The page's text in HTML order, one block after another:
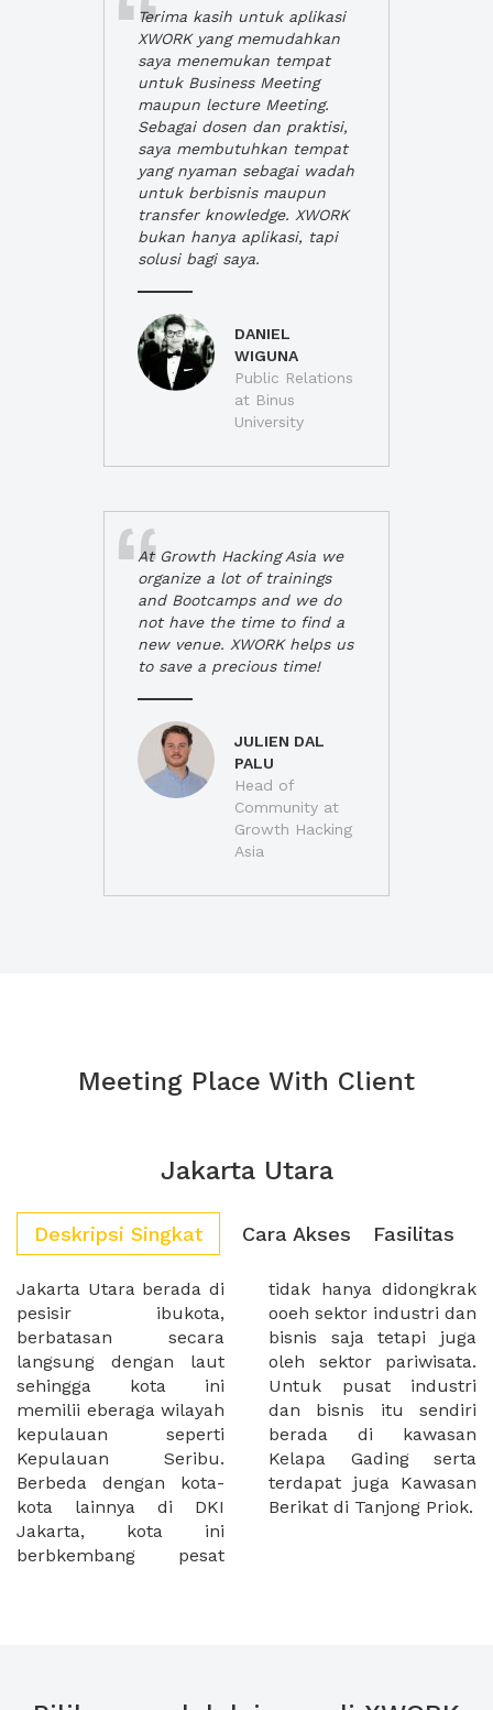
Terima kasih untuk aplikasi
XWORK yang memudahkan
saya menemukan tempat
untuk Business Meeting
maupun lecture Meeting.
Sebagai dosen dan praktisi,
saya membutuhkan tempat
yang nyaman sebagai wadah
untuk berbisnis maupun
transfer knowledge. XWORK
bukan hanya aplikasi, tapi
solusi bagi saya.
DANIEL
WIGUNA
Public Relations
at Binus
University
At Growth Hacking Asia we
organize a lot of trainings
and Bootcamps and we do
not have the time to find a
new venue. XWORK helps us
to save a precious time!
JULIEN DAL
PALU
Head of
Community at
Growth Hacking
Asia
Meeting Place With Client
Jakarta Utara
Deskripsi Singkat Cara Akses Fasilitas
Jakarta Utara berada di
pesisir ibukota,
berbatasan secara
langsung dengan laut
sehingga kota ini
memilii eberaga wilayah
kepulauan seperti
Kepulauan Seribu.
Berbeda dengan kota-
kota lainnya di DKI
Jakarta, kota ini
berbkembang pesat
tidak hanya didongkrak
ooeh sektor industri dan
bisnis saja tetapi juga
oleh sektor pariwisata.
Untuk pusat industri
dan bisnis itu sendiri
berada di kawasan
Kelapa Gading serta
terdapat juga Kawasan
Berikat di Tanjong Priok.